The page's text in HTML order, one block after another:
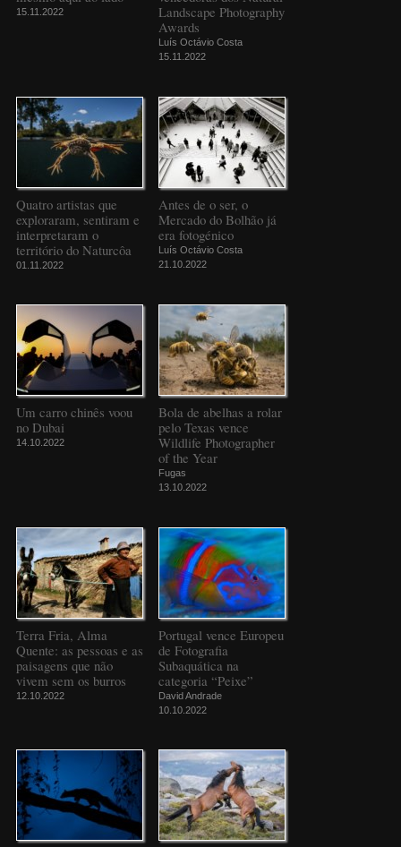
15.11.2022
Landscape Photography
Awards
Luís Octávio Costa
15.11.2022
Quatro artistas que
exploraram, sentiram e
interpretaram o
território do Naturcôa
01.11.2022
Antes de o ser, o
Mercado do Bolhão já
era fotogénico
Luís Octávio Costa
21.10.2022
Um carro chinês voou
no Dubai
14.10.2022
Bola de abelhas a rolar
pelo Texas vence
Wildlife Photographer
of the Year
Fugas
13.10.2022
Terra Fria, Alma
Quente: as pessoas e as
paisagens que não
vivem sem os burros
12.10.2022
Portugal vence Europeu
de Fotografia
Subaquática na
categoria “Peixe”
David Andrade
10.10.2022